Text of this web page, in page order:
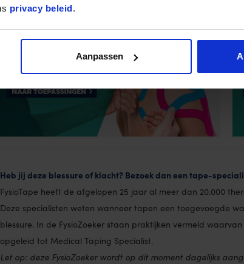
privacy beleid.
Aanpassen
Heb jij deze blessure of klacht? Bezoek dan een tape-
FysioTape heeft de afgelopen 25 jaar al meer dan 20.000
Deze specialisten weten wanneer tapen een toegevoegde
blessure. In de FysioZoeker staan praktijken vermeld
opgeleid tot Medical Taping Specialist.
Let op: deze FysioZoeker wordt op dit moment dagelijks